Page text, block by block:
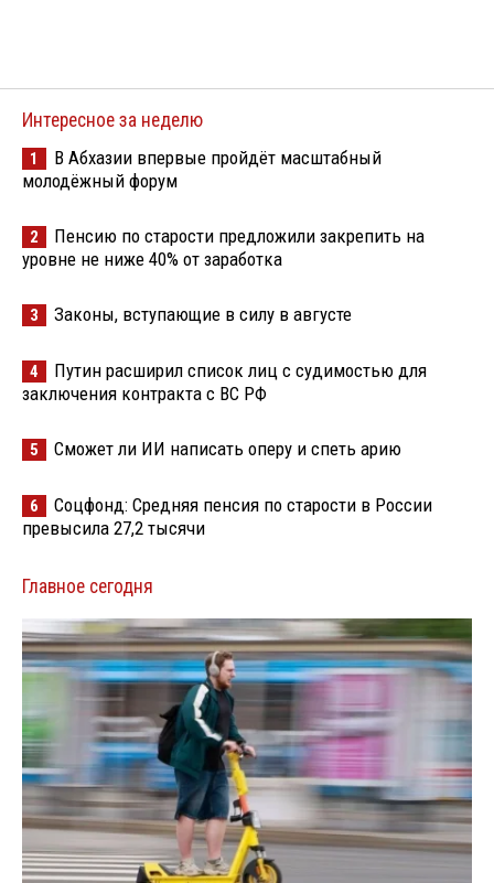
Интересное за неделю
1
В Абхазии впервые пройдёт масштабный
молодёжный форум
2
Пенсию по старости предложили закрепить на
уровне не ниже 40% от заработка
3 Законы, вступающие в силу в августе
4
Путин расширил список лиц с судимостью для
заключения контракта с ВС РФ
5 Сможет ли ИИ написать оперу и спеть арию
6
Соцфонд: Средняя пенсия по старости в России
превысила 27,2 тысячи
Главное сегодня